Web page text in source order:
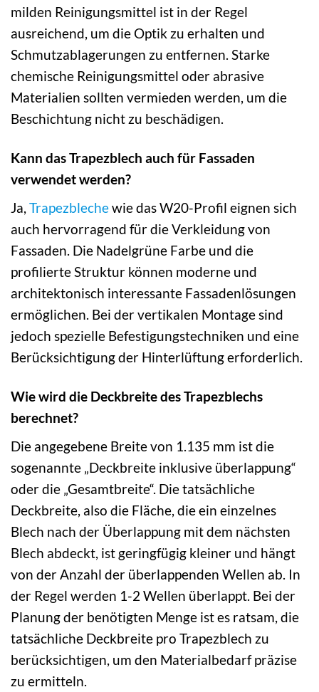
milden Reinigungsmittel ist in der Regel
ausreichend, um die Optik zu erhalten und
Schmutzablagerungen zu entfernen. Starke
chemische Reinigungsmittel oder abrasive
Materialien sollten vermieden werden, um die
Beschichtung nicht zu beschädigen.
Kann das Trapezblech auch für Fassaden
verwendet werden?
Ja, Trapezblechewie das W20-Profil eignen sich
auch hervorragend für die Verkleidung von
Fassaden. Die Nadelgrüne Farbe und die
profilierte Struktur können moderne und
architektonisch interessante Fassadenlösungen
ermöglichen. Bei der vertikalen Montage sind
jedoch spezielle Befestigungstechniken und eine
Berücksichtigung der Hinterlüftung erforderlich.
Wie wird die Deckbreite des Trapezblechs
berechnet?
Die angegebene Breite von 1.135 mm ist die
sogenannte „Deckbreite inklusive überlappung“
oder die „Gesamtbreite“. Die tatsächliche
Deckbreite, also die Fläche, die ein einzelnes
Blech nach der Überlappung mit dem nächsten
Blech abdeckt, ist geringfügig kleiner und hängt
von der Anzahl der überlappenden Wellen ab. In
der Regel werden 1-2 Wellen überlappt. Bei der
Planung der benötigten Menge ist es ratsam, die
tatsächliche Deckbreite pro Trapezblech zu
berücksichtigen, um den Materialbedarf präzise
zu ermitteln.